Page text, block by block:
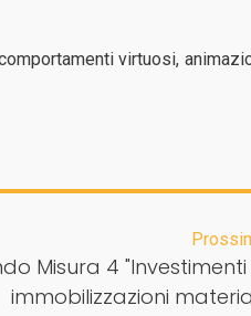
virtuosi,
Misura 4 "Investimenti
immobilizzazioni